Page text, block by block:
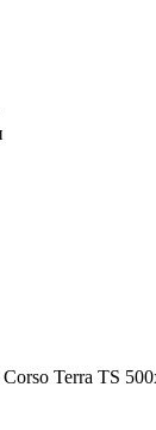
Terra ТS